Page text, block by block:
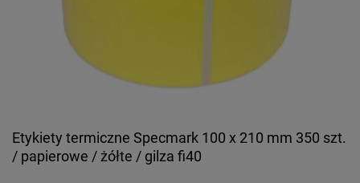
Etykiety termiczne Specmark 100 x 210 mm 350 szt.
/ papierowe / żółte / gilza fi40